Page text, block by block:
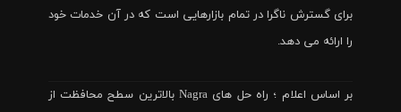
برای گسترش ناگرا در تمام بازارهایی است که در آن خدمات خود
را ارائه می دهد.
بر اساس اعلام ؛ راه حل های Nagra بالاترین سطح محافظت از